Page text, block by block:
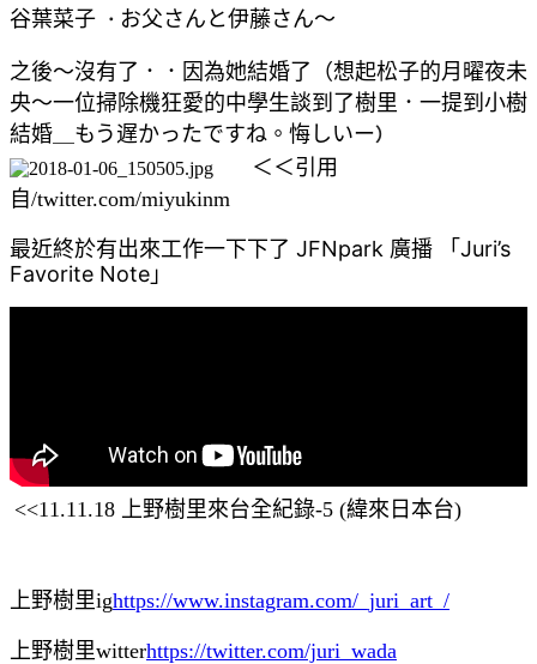
谷葉菜子
． お父さんと伊藤さん～
之後～沒有了．．因為她結婚了（想起松子的月曜夜未
央～一位掃除機狂愛的中學生談到了樹里．一提到小樹
結婚＿もう遅かったですね。悔しいー）
＜＜引用
自/twitter.com/miyukinm
最近終於有出來工作一下下了 JFNpark 廣播 「 Juri’s
Favorite Note」
<<11.11.18 上野樹里來台全紀錄-5 (緯來日本台)
上野樹里ighttps://www.instagram.com/_juri_art_/
上野樹里witterhttps://twitter.com/juri_wada